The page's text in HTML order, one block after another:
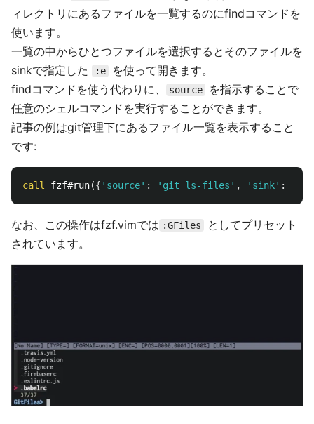
ィレクトリにあるファイルを一覧するのにfindコマンドを
使います。
一覧の中からひとつファイルを選択するとそのファイルを
sinkで指定した
:e
を使って開きます。
findコマンドを使う代わりに、
source
を指示することで
任意のシェルコマンドを実行することができます。
記事の例はgit管理下にあるファイル一覧を表示すること
です:
call fzf#run({ 'source' : 'git ls-files' , 'sink' :
なお、この操作はfzf.vimでは :GFiles
としてプリセット
されています。